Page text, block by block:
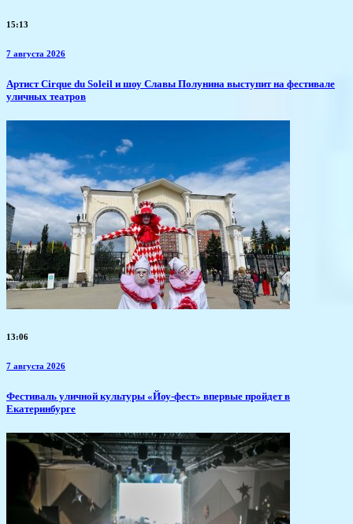
15:13
7 августа 2026
Артист Cirque du Soleil и шоу Славы Полунина выступит на фестивале
уличных театров
13:06
7 августа 2026
​Фестиваль уличной культуры «Йоу-фест» впервые пройдет в
Екатеринбурге